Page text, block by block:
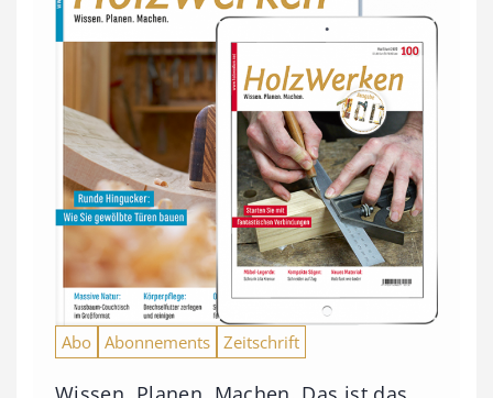
Abo Abonnements Zeitschrift